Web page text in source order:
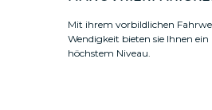
Mit ihrem vorbildlichen
Wendigkeit bieten sie Ihnen
höchstem Niveau.